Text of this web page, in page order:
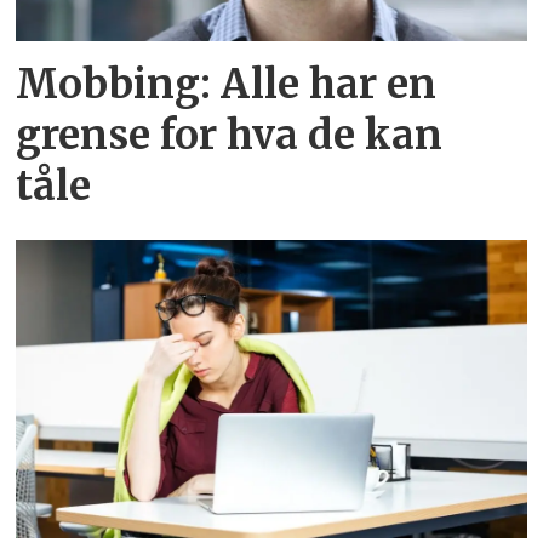
Mobbing: Alle har en
grense for hva de kan
tåle